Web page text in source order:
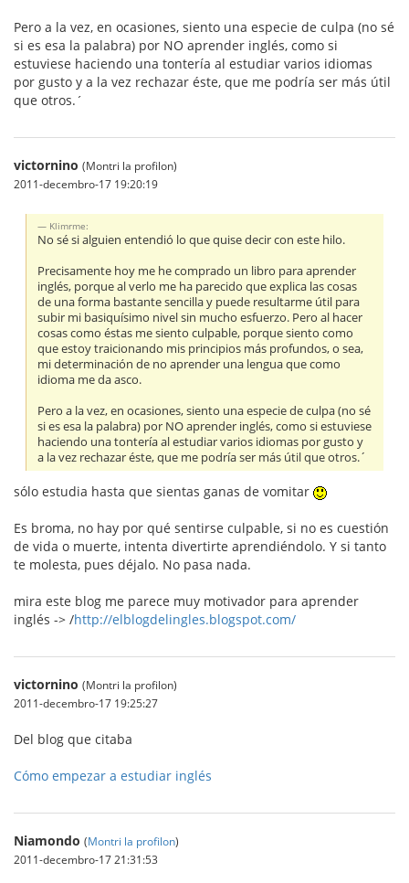
Pero a la vez, en ocasiones, siento una especie de culpa (no sé
si es esa la palabra) por NO aprender inglés, como si
estuviese haciendo una tontería al estudiar varios idiomas
por gusto y a la vez rechazar éste, que me podría ser más útil
que otros.´
victornino (Montri la profilon)
2011-decembro-17 19:20:19
Klimrme:
No sé si alguien entendió lo que quise decir con este hilo.
Precisamente hoy me he comprado un libro para aprender
inglés, porque al verlo me ha parecido que explica las cosas
de una forma bastante sencilla y puede resultarme útil para
subir mi basiquísimo nivel sin mucho esfuerzo. Pero al hacer
cosas como éstas me siento culpable, porque siento como
que estoy traicionando mis principios más profundos, o sea,
mi determinación de no aprender una lengua que como
idioma me da asco.
Pero a la vez, en ocasiones, siento una especie de culpa (no sé
si es esa la palabra) por NO aprender inglés, como si estuviese
haciendo una tontería al estudiar varios idiomas por gusto y
a la vez rechazar éste, que me podría ser más útil que otros.´
sólo estudia hasta que sientas ganas de vomitar
Es broma, no hay por qué sentirse culpable, si no es cuestión
de vida o muerte, intenta divertirte aprendiéndolo. Y si tanto
te molesta, pues déjalo. No pasa nada.
mira este blog me parece muy motivador para aprender
inglés -> /http://elblogdelingles.blogspot.com/
victornino (Montri la profilon)
2011-decembro-17 19:25:27
Del blog que citaba
Cómo empezar a estudiar inglés
Niamondo (Montri la profilon)
2011-decembro-17 21:31:53